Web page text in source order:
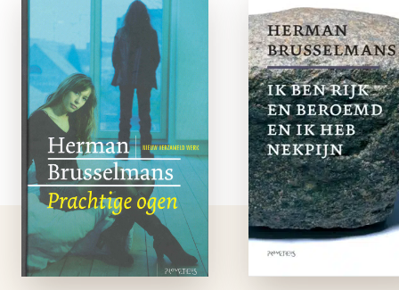
Prachtige ogen
e-boek
In Prachtige ogen, de
eerste roman van
Herman
Brusselmans, zet
literatuurstudent
Julius Cramp zich af
tegen de rest van de
wereld. Julius kan
niet onthouden hoe
je de naam van …
Ik ben rijk
beroemd en
heb
e-boek
In Ik ben rijk
beroemd en ik
nekpijn
Herman
ons mee op een
langs zijn leven,
werk, zijn buurt,
geest en zijn